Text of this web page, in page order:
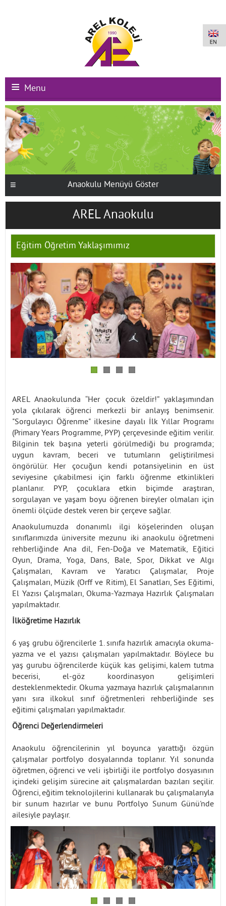
Menu
Ana Sayfa
Kurumsal
Okullarımız
Kampüs Olanakları
İletişim
Anaokulu Menüyü Göster
AREL Anaokulu
Eğitim Öğretim Yaklaşımımız
AREL Anaokulunda “Her çocuk özeldir!” yaklaşımından
yola çıkılarak öğrenci merkezli bir anlayış benimsenir.
"Sorgulayıcı Öğrenme" ilkesine dayalı İlk Yıllar Programı
(Primary Years Programme, PYP) çerçevesinde eğitim verilir.
Bilginin tek başına yeterli görülmediği bu programda;
uygun kavram, beceri ve tutumların geliştirilmesi
öngörülür. Her çocuğun kendi potansiyelinin en üst
seviyesine çıkabilmesi için farklı öğrenme etkinlikleri
planlanır. PYP, çocuklara etkin biçimde araştıran,
sorgulayan ve yaşam boyu öğrenen bireyler olmaları için
önemli ölçüde destek veren bir çerçeve sağlar.
Anaokulumuzda donanımlı ilgi köşelerinden oluşan
sınıflarımızda üniversite mezunu iki anaokulu öğretmeni
rehberliğinde Ana dil, Fen-Doğa ve Matematik, Eğitici
Oyun, Drama, Yoga, Dans, Bale, Spor, Dikkat ve Algı
Çalışmaları, Kavram ve Yaratıcı Çalışmalar, Proje
Çalışmaları, Müzik (Orff ve Ritim), El Sanatları, Ses Eğitimi,
El Yazısı Çalışmaları, Okuma-Yazmaya Hazırlık Çalışmaları
yapılmaktadır.
İlköğretime Hazırlık
6 yaş grubu öğrencilerle 1. sınıfa hazırlık amacıyla okuma-
yazma ve el yazısı çalışmaları yapılmaktadır. Böylece bu
yaş gurubu öğrencilerde küçük kas gelişimi, kalem tutma
becerisi, el-göz koordinasyon gelişimleri
desteklenmektedir. Okuma yazmaya hazırlık çalışmalarının
yanı sıra ilkokul sınıf öğretmenleri rehberliğinde ses
eğitimi çalışmaları yapılmaktadır.
Öğrenci Değerlendirmeleri
Anaokulu öğrencilerinin yıl boyunca yarattığı özgün
çalışmalar portfolyo dosyalarında toplanır. Yıl sonunda
öğretmen, öğrenci ve veli işbirliği ile portfolyo dosyasının
içindeki gelişim sürecine ait çalışmalardan bazıları seçilir.
Öğrenci, eğitim teknolojilerini kullanarak bu çalışmalarıyla
bir sunum hazırlar ve bunu Portfolyo Sunum Günü'nde
ailesiyle paylaşır.